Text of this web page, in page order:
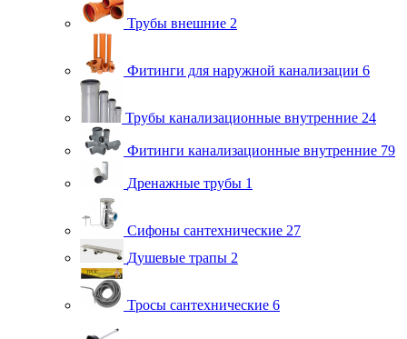
Трубы внешние 2
Фитинги для наружной канализации 6
Трубы канализационные внутренние 24
Фитинги канализационные внутренние 79
Дренажные трубы 1
Сифоны сантехнические 27
Душевые трапы 2
Тросы сантехнические 6